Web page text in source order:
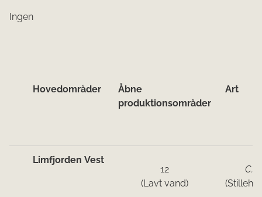
Ingen
Hove​d​​områder
Åbne
produktionsområder
Art
Limfjorden Vest
12
(Lavt vand)
C.